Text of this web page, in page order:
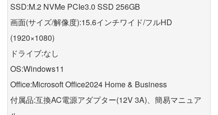
SSD:M.2 NVMe PCIe3.0 SSD 256GB
画面(サイズ/解像度):15.6インチワイド/フルHD
(1920×1080)
ドライブ:なし
OS:Windows11
Office:Microsoft Office2024 Home & Business
付属品:互換AC電源アダプター(12V 3A)、簡易マニュア